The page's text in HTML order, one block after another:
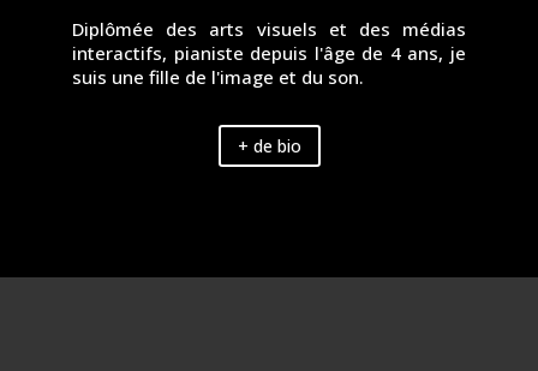
Diplômée des arts visuels et des médias
interactifs, pianiste depuis l'âge de 4 ans, je
suis une fille de l'image et du son.
+ de bio